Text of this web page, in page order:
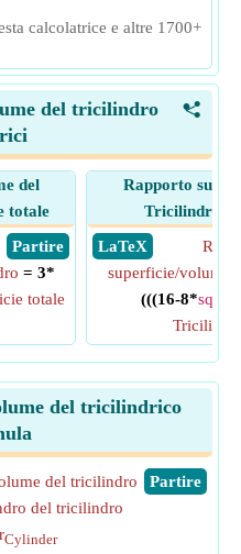
calcolatrice e altre 1700+
<
del tricilindro
del
totale
​ Partire
= 3*
totale
Rapporto
Tricilindro
​ LaTeX
superficie/volume
(((16-8*sqrt
del tricilindrico
​Partire
del tricilindro
del tricilindro
rCylinder